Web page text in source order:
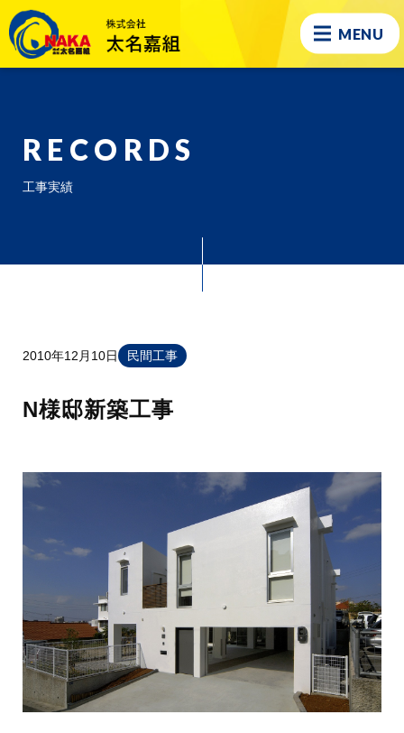
MENU
RECORDS
工事実績
2010年12月10日 民間工事
N様邸新築工事